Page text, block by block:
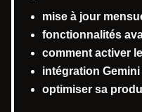
mise à jour
fonctionnalités
comment activer
intégration Gemini
optimiser sa